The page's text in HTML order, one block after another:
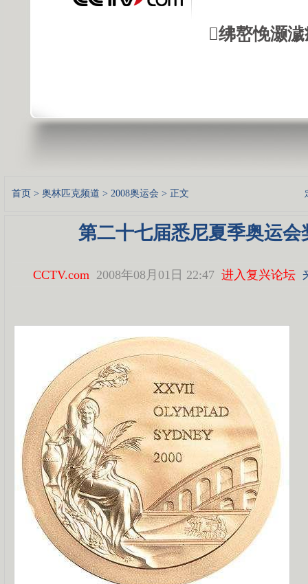
绋嶅悗灏
首页 > 奥林匹克频道 > 2008奥运会 > 正文
第二十七届悉尼夏季奥运会
CCTV.com 2008年08月01日 22:47 进入复兴论坛